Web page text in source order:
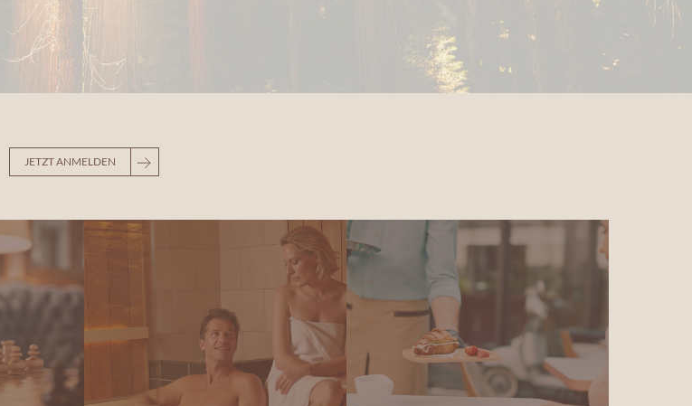
JETZT ANMELDEN